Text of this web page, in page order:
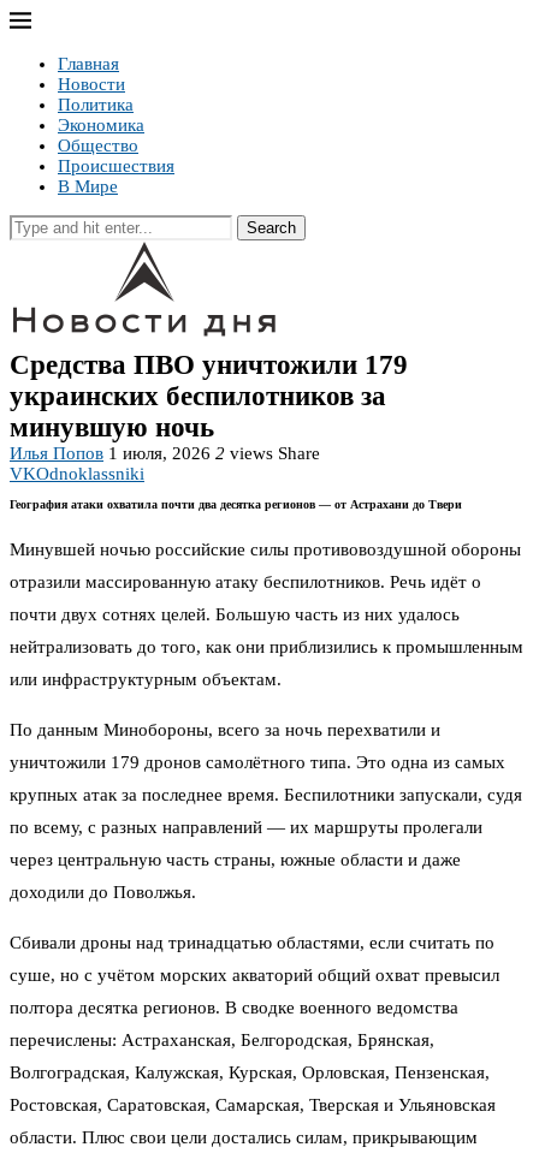
Главная
Новости
Политика
Экономика
Общество
Происшествия
В Мире
Search
Средства ПВО уничтожили 179
украинских беспилотников за
минувшую ночь
Илья Попов 1 июля, 2026 2 views Share
VKOdnoklassniki
География атаки охватила почти два десятка регионов — от Астрахани до Твери
Минувшей ночью российские силы противовоздушной обороны
отразили массированную атаку беспилотников. Речь идёт о
почти двух сотнях целей. Большую часть из них удалось
нейтрализовать до того, как они приблизились к промышленным
или инфраструктурным объектам.
По данным Минобороны, всего за ночь перехватили и
уничтожили 179 дронов самолётного типа. Это одна из самых
крупных атак за последнее время. Беспилотники запускали, судя
по всему, с разных направлений — их маршруты пролегали
через центральную часть страны, южные области и даже
доходили до Поволжья.
Сбивали дроны над тринадцатью областями, если считать по
суше, но с учётом морских акваторий общий охват превысил
полтора десятка регионов. В сводке военного ведомства
перечислены: Астраханская, Белгородская, Брянская,
Волгоградская, Калужская, Курская, Орловская, Пензенская,
Ростовская, Саратовская, Самарская, Тверская и Ульяновская
области. Плюс свои цели достались силам, прикрывающим